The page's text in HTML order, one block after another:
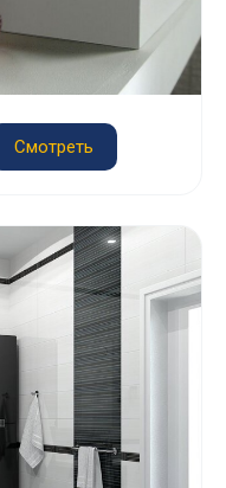
Смотреть